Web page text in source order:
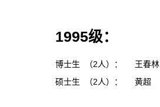
1995级：
博士生 （2人）：
王春
硕士生 （2人）：
黄超